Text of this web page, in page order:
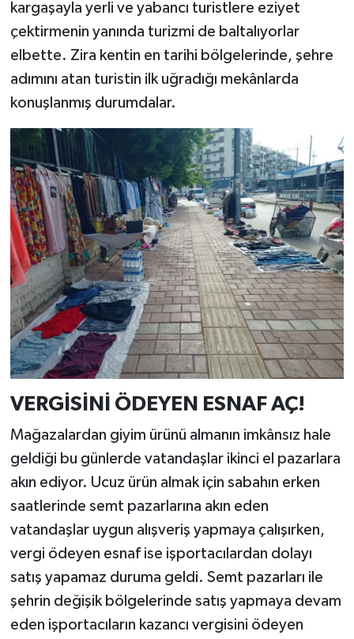
kargaşayla yerli ve yabancı turistlere eziyet
çektirmenin yanında turizmi de baltalıyorlar
elbette. Zira kentin en tarihi bölgelerinde, şehre
adımını atan turistin ilk uğradığı mekânlarda
konuşlanmış durumdalar.
VERGİSİNİ ÖDEYEN ESNAF AÇ!
Mağazalardan giyim ürünü almanın imkânsız hale
geldiği bu günlerde vatandaşlar ikinci el pazarlara
akın ediyor. Ucuz ürün almak için sabahın erken
saatlerinde semt pazarlarına akın eden
vatandaşlar uygun alışveriş yapmaya çalışırken,
vergi ödeyen esnaf ise işportacılardan dolayı
satış yapamaz duruma geldi. Semt pazarları ile
şehrin değişik bölgelerinde satış yapmaya devam
eden işportacıların kazancı vergisini ödeyen